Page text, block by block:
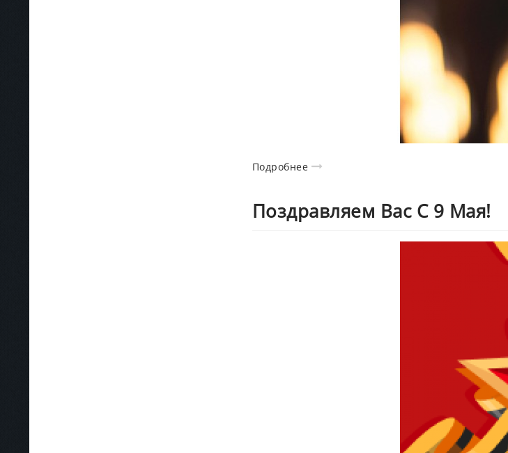
Подробнее
Поздравляем Вас С 9 Мая!